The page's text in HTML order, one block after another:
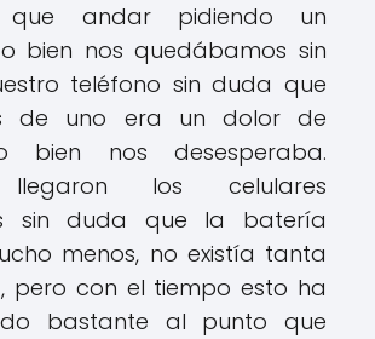
que andar pidiendo un
bien nos quedábamos sin
teléfono sin duda que
de uno era un dolor de
bien nos desesperaba.
llegaron los celulares
sin duda que la batería
menos, no existía tanta
pero con el tiempo esto ha
bastante al punto que